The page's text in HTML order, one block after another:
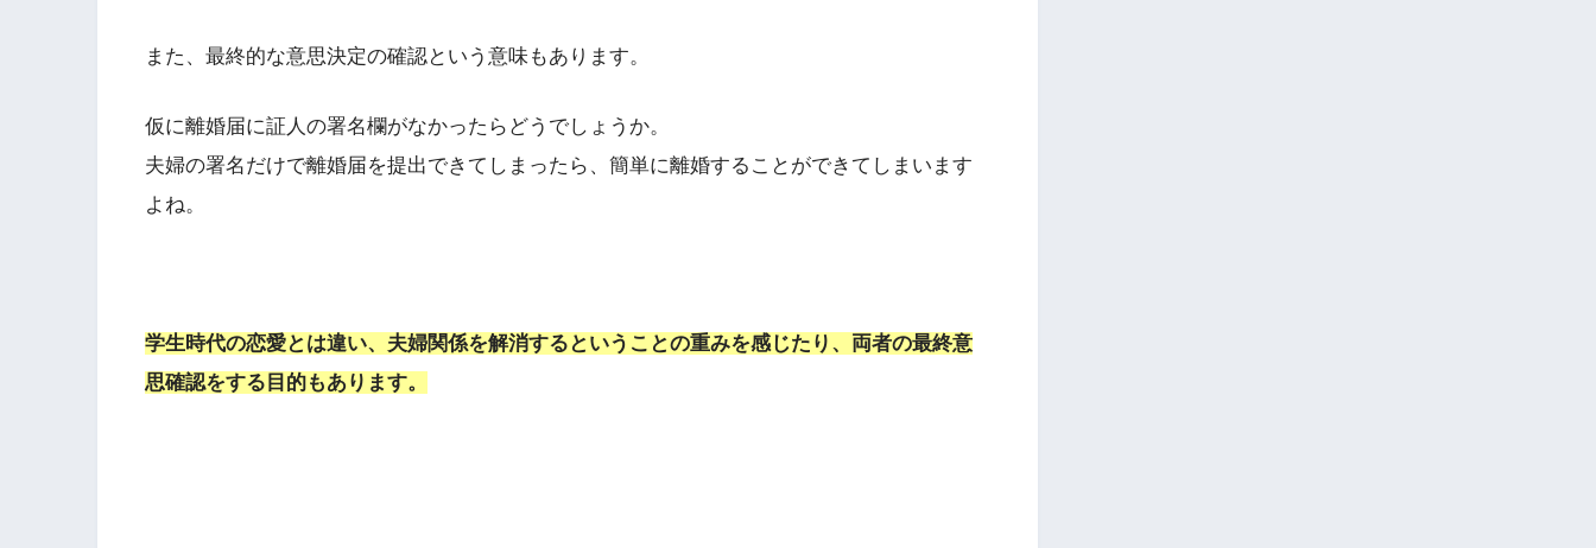
また、最終的な意思決定の確認という意味もあります。
仮に離婚届に証人の署名欄がなかったらどうでしょうか。
夫婦の署名だけで離婚届を提出できてしまったら、簡単に離婚することができてしまいます
よね。
学生時代の恋愛とは違い、夫婦関係を解消するということの重みを感じたり、両者の最終意
思確認をする目的もあります。